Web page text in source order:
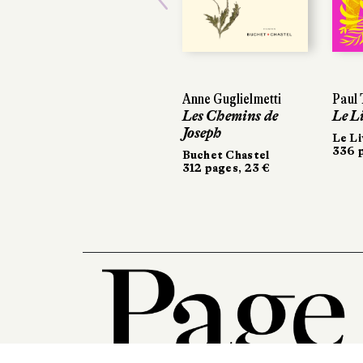
Anne Guglielmetti
Les Chemins de
Joseph
Buchet Chastel
312 pages, 23 €
Paul
Le
Le
336
Paul
Le
Le
336
Previous